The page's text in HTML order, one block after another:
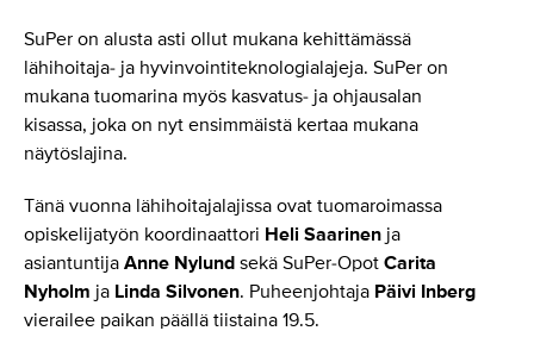
SuPer on alusta asti ollut mukana kehittämässä
lähihoitaja- ja hyvinvointiteknologialajeja. SuPer on
mukana tuomarina myös kasvatus- ja ohjausalan
kisassa, joka on nyt ensimmäistä kertaa mukana
näytöslajina.
Tänä vuonna lähihoitajalajissa ovat tuomaroimassa
opiskelijatyön koordinaattori Heli Saarinen ja
asiantuntija Anne Nylund sekä SuPer-Opot Carita
Nyholm ja Linda Silvonen. Puheenjohtaja Päivi Inberg
vierailee paikan päällä tiistaina 19.5.